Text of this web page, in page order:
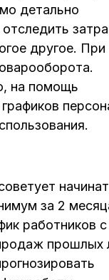
детально
другое.
на помощь
за 2
работников с
прошлых